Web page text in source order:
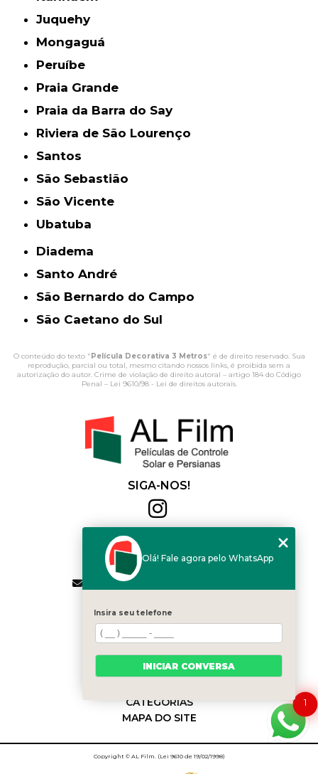
Juquehy
Mongaguá
Peruíbe
Praia Grande
Praia da Barra do Say
Riviera de São Lourenço
Santos
São Sebastião
São Vicente
Ubatuba
Diadema
Santo André
São Bernardo do Campo
São Caetano do Sul
O conteúdo do texto "Película Decorativa 3 Metros" é de direito reservado. Sua
reprodução, parcial ou total, mesmo citando nossos links, é proibida sem a
autorização do autor. Crime de violação de direito autoral – artigo 184 do Código
Penal – Lei 9610/98 - Lei de direitos autorais.
SIGA-NOS!
(11) 2564-4684
(11) 94168-2041
contato.vendas@alfilm.com.br
MENU
HOME
QUEM SOMOS
SERVIÇOS
BLOG
CATEGORIAS
MAPA DO SITE
Copyright © AL Film. (Lei 9610 de 19/02/1998)
1
Olá! Fale agora pelo WhatsApp
Insira seu telefone
INICIAR CONVERSA